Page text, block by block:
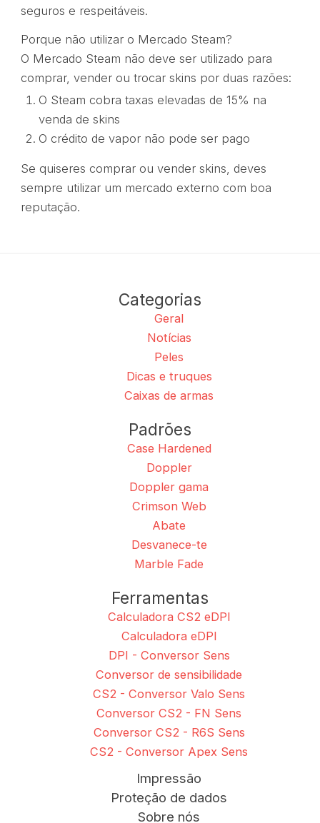
seguros e respeitáveis.
Porque não utilizar o Mercado Steam?
O Mercado Steam não deve ser utilizado para
comprar, vender ou trocar skins por duas razões:
O Steam cobra taxas elevadas de 15% na
venda de skins
O crédito de vapor não pode ser pago
Se quiseres comprar ou vender skins, deves
sempre utilizar um mercado externo com boa
reputação.
Categorias
Geral
Notícias
Peles
Dicas e truques
Caixas de armas
Padrões
Case Hardened
Doppler
Doppler gama
Crimson Web
Abate
Desvanece-te
Marble Fade
Ferramentas
Calculadora CS2 eDPI
Calculadora eDPI
DPI - Conversor Sens
Conversor de sensibilidade
CS2 - Conversor Valo Sens
Conversor CS2 - FN Sens
Conversor CS2 - R6S Sens
CS2 - Conversor Apex Sens
Impressão
Proteção de dados
Sobre nós